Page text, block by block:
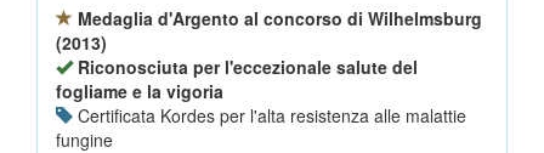
Medaglia d'Argento al concorso di Wilhelmsburg
(2013)
Riconosciuta per l'eccezionale salute del
fogliame e la vigoria
Certificata Kordes per l'alta resistenza alle malattie
fungine